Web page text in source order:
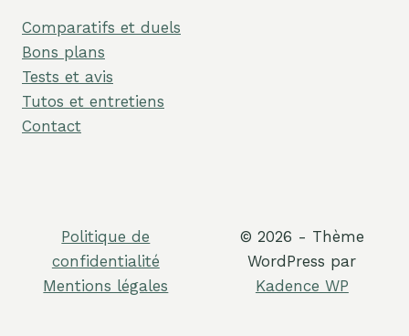
Comparatifs et duels
Bons plans
Tests et avis
Tutos et entretiens
Contact
Politique de
confidentialité
Mentions légales
© 2026 - Thème
WordPress par
Kadence WP